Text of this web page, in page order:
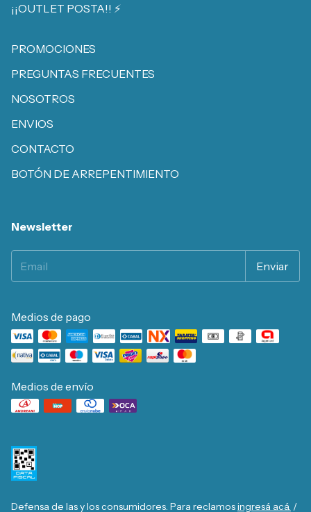
¡¡OUTLET POSTA!! ⚡️
PROMOCIONES
PREGUNTAS FRECUENTES
NOSOTROS
ENVIOS
CONTACTO
BOTÓN DE ARREPENTIMIENTO
Newsletter
Medios de pago
Medios de envío
Defensa de las y los consumidores. Para reclamosingresá acá. /